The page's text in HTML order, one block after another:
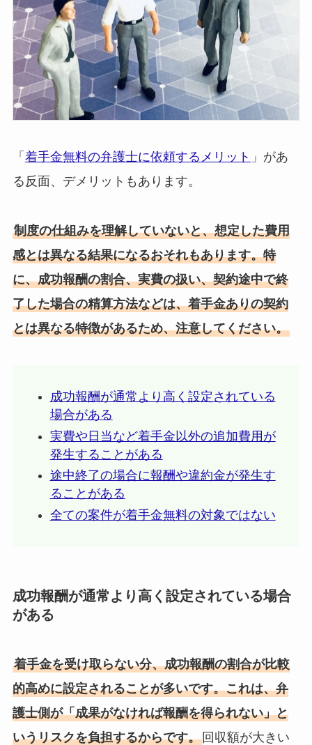
「 着手金無料の弁護士に依頼するメリット 」があ
る反面、デメリットもあります。
制度の仕組みを理解していないと、想定した費用
感とは異なる結果になるおそれもあります。特
に、成功報酬の割合、実費の扱い、契約途中で終
了した場合の精算方法などは、着手金ありの契約
とは異なる特徴があるため、注意してください。
成功報酬が通常より高く設定されている
場合がある
実費や日当など着手金以外の追加費用が
発生することがある
途中終了の場合に報酬や違約金が発生す
ることがある
全ての案件が着手金無料の対象ではない
成功報酬が通常より高く設定されている場合
がある
着手金を受け取らない分、成功報酬の割合が比較
的高めに設定されることが多いです。これは、弁
護士側が「成果がなければ報酬を得られない」と
いうリスクを負担するからです。回収額が大きい